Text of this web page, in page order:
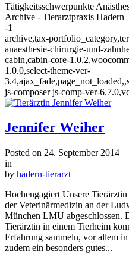
Tätigkeitsschwerpunkte
Archive - Tierarztpraxis Hadern
-1
archive,tax-
anaesthesie-chirurgie-und-
cabin,cabin-core-
1.0.0,select-theme-ver-
js-composer js-comp-ver-
Jennifer Weiher
Posted on 24. September 2014
in
by hadern-tierarzt
Hochengagiert Unsere
der Veterinärmedizin an der
München LMU abgeschlossen.
Tierärztin in einem Tierheim
Erfahrung sammeln, vor allem
zudem ein besonders gutes...